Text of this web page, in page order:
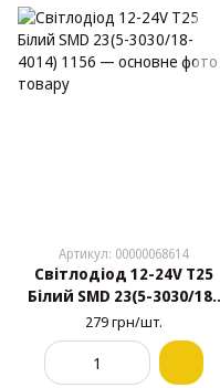
Артикул: 00000068614
Світлодіод 12-24V Т25
Білий SMD 23(5-3030/18-
4014) 1156
279 грн/шт.